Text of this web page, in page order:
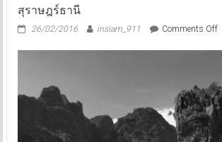
สุราษฎร์ธานี
26/02/2016 insiam_911 Comments Offon